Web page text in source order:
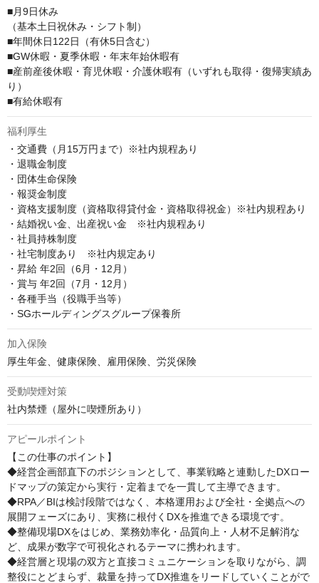
■月9日休み
（基本土日祝休み・シフト制）
■年間休日122日（有休5日含む）
■GW休暇・夏季休暇・年末年始休暇有
■産前産後休暇・育児休暇・介護休暇有（いずれも取得・復帰実績あ
り）
■有給休暇有
福利厚生
・交通費（月15万円まで）※社内規程あり
・退職金制度
・団体生命保険
・報奨金制度
・資格支援制度（資格取得貸付金・資格取得祝金）※社内規程あり
・結婚祝い金、出産祝い金　※社内規程あり
・社員持株制度
・社宅制度あり　※社内規定あり
・昇給 年2回（6月・12月）
・賞与 年2回（7月・12月）
・各種手当（役職手当等）
・SGホールディングスグループ保養所
加入保険
厚生年金、健康保険、雇用保険、労災保険
受動喫煙対策
社内禁煙（屋外に喫煙所あり）
アピールポイント
【この仕事のポイント】
◆経営企画部直下のポジションとして、事業戦略と連動したDXロー
ドマップの策定から実行・定着までを一貫して主導できます。
◆RPA／BIは検討段階ではなく、本格運用および全社・全拠点への
展開フェーズにあり、実務に根付くDXを推進できる環境です。
◆整備現場DXをはじめ、業務効率化・品質向上・人材不足解消な
ど、成果が数字で可視化されるテーマに携われます。
◆経営層と現場の双方と直接コミュニケーションを取りながら、調
整役にとどまらず、裁量を持ってDX推進をリードしていくことがで